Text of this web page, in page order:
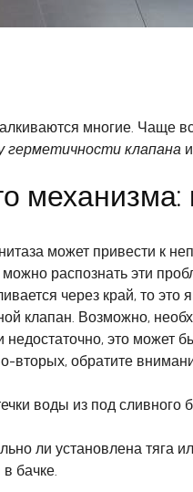
многие. Чаще
герметичности клапана
механизма:
может привести к
распознать эти
через край, то
клапан. Возможно,
это может
вторых, обратите
воды из под сливного
ли установлена тяга
бачке.